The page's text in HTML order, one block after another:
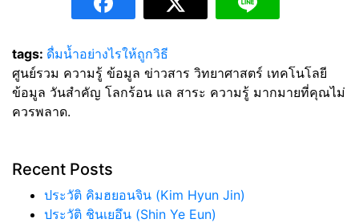
tags: ดื่มน้ำอย่างไรให้ถูกวิธี
ศูนย์รวม ความรู้ ข้อมูล ข่าวสาร วิทยาศาสตร์ เทคโนโลยี
ข้อมูล วันสำคัญ โลกร้อน แล สาระ ความรู้ มากมายที่คุณไม่
ควรพลาด.
Recent Posts
ประวัติ คิมฮยอนจิน (Kim Hyun Jin)
ประวัติ ชินเยอึน (Shin Ye Eun)